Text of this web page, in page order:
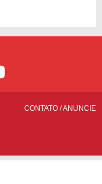
CONTATO /ANUNCIE